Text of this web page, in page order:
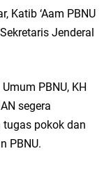
Katib ‘Aam PBNU
Jenderal
PBNU, KH
segera
pokok dan
PBNU.